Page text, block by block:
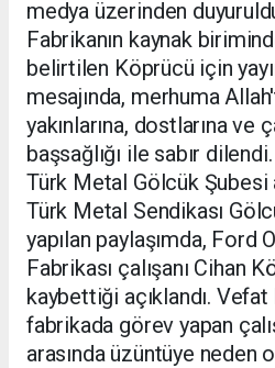
medya üzerinden
Fabrikanın kaynak
belirtilen Köprücü için
mesajında, merhuma
yakınlarına, dostlarına ve
başsağlığı ile sabır dilendi.
Türk Metal Gölcük Şubesi
Türk Metal Sendikası
yapılan paylaşımda, Ford
Fabrikası çalışanı Cihan
kaybettiği açıklandı.
fabrikada görev yapan
arasında üzüntüye neden